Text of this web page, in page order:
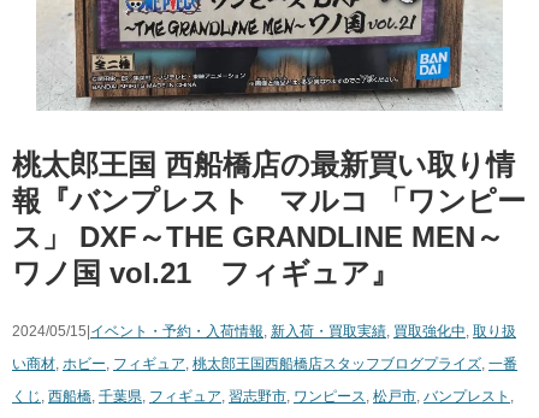
桃太郎王国 西船橋店の最新買い取り情
報『バンプレスト マルコ ​「ワンピー
ス」 ​DXF～THE ​GRANDLINE ​MEN～
ワノ国 ​vol.21 フィギュア』
2024/05/15| イベント・予約・入荷情報, 新入荷・買取実績, 買取強化中, 取り扱
い商材, ホビー, フィギュア, 桃太郎王国西船橋店スタッフブログプライズ, 一番
くじ , 西船橋, 千葉県, フィギュア, 習志野市, ワンピース, 松戸市, バンプレスト ,